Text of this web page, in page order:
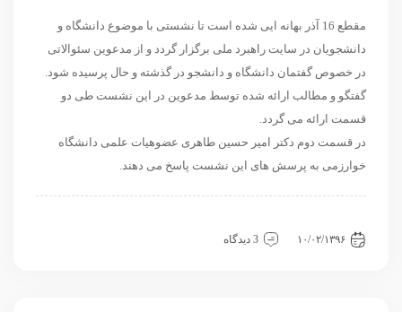
مقطع 16 آذر بهانه ایی شده است تا نشستی با موضوع دانشگاه و
دانشجویان در سایت راهبرد ملی برگزار گردد و از مدعوین سئوالاتی
در خصوص گفتمان دانشگاه و دانشجو در گذشته و حال پرسیده شود.
گفتگو و مطالب ارائه شده توسط مدعوین در این نشست طی دو
قسمت ارائه می گردد.
در قسمت دوم دکتر امیر حسین طاهری عضوهیات علمی دانشگاه
خوارزمی به پرسش های این نشست پاسخ می دهند.
۱۰/۰۲/۱۳۹۶
3 دیدگاه